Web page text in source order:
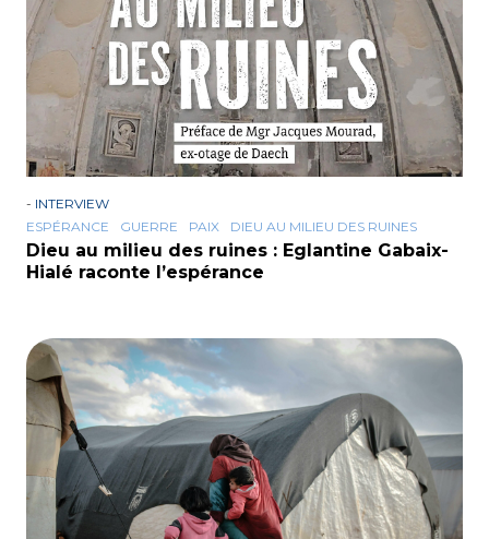
- INTERVIEW
ESPÉRANCE
GUERRE PAIX DIEU AU MILIEU DES RUINES
Dieu au milieu des ruines : Eglantine Gabaix-
Hialé raconte l’espérance